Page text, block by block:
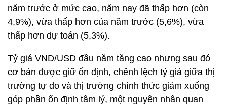
năm trước ở mức cao, năm nay đã thấp hơn (còn
4,9%), vừa thấp hơn của năm trước (5,6%), vừa
thấp hơn dự toán (5,3%).
Tỷ giá VND/USD đầu năm tăng cao nhưng sau đó
cơ bản được giữ ổn định, chênh lệch tỷ giá giữa thị
trường tự do và thị trường chính thức giảm xuống
góp phần ổn định tâm lý, một nguyên nhân quan